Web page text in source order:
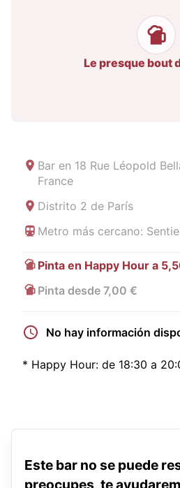
Le presque bout
Bar en 18 Rue Léopold
France
Distrito 2 de París
Metro más cercano:
Pinta en Happy Hour a
Pinta desde 7,00 €
No hay información
* Happy Hour: de 18:30 a
Este bar no se puede
preocupes, te